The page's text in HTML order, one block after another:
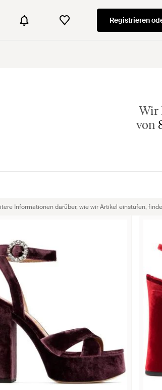
Registrieren
Wir
von
Informationen darüber, wie wir Artikel einstufen,